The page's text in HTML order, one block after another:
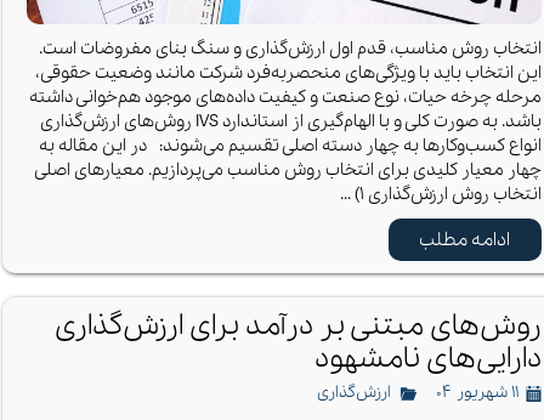
انتخاب روش مناسب، قدم اول ارزش‌گذاری و سنگ بنای مفروضات است.
این انتخاب باید با ویژگی‌های منحصربه‌فرد شرکت مانند وضعیت حقوقی،
مرحله چرخه حیات، نوع صنعت و کیفیت داده‌های موجود هم‌خوانی داشته
باشد. به صورت کلی و با الهام‌گیری از استاندارد IVS روش‌های ارزش‌گذاری
انواع کسب‌وکارها به چهار دسته اصلی تقسیم می‌شوند: در این مقاله به
چهار معیار کلیدی برای انتخاب روش مناسب می‌پردازیم. معیارهای اصلی
انتخاب روش ارزش‌گذاری ۱) …
ادامه مطلب
روش‌های مبتنی بر درآمد برای ارزش‌گذاری
دارایی‌های نامشهود
۱۱ شهریور ۰۴ ارزش‌گذاری